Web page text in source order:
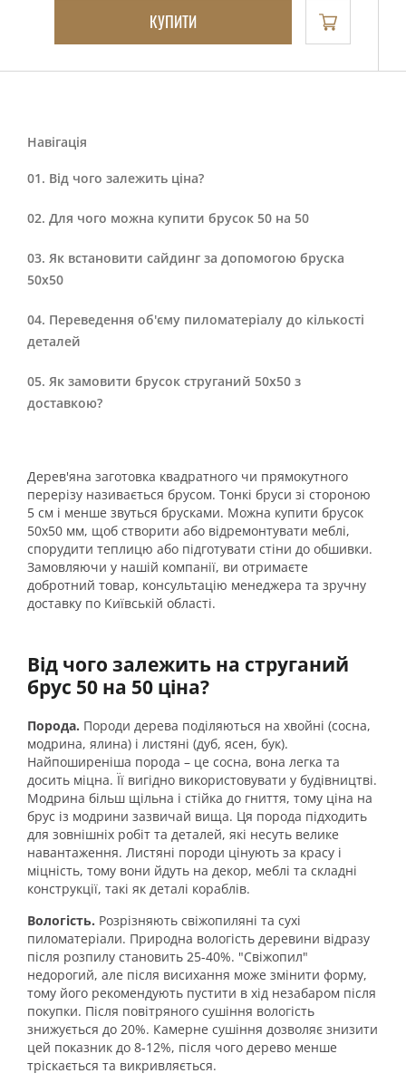
Навігація
Від чого залежить ціна?
Для чого можна купити брусок 50 на 50
Як встановити сайдинг за допомогою бруска
50х50
Переведення об'єму пиломатеріалу до кількості
деталей
Як замовити брусок струганий 50х50 з
доставкою?
Дерев'яна заготовка квадратного чи прямокутного
перерізу називається брусом. Тонкі бруси зі стороною
5 см і менше звуться брусками. Можна купити брусок
50х50 мм, щоб створити або відремонтувати меблі,
спорудити теплицю або підготувати стіни до обшивки.
Замовляючи у нашій компанії, ви отримаєте
добротний товар, консультацію менеджера та зручну
доставку по Київській області.
Від чого залежить на струганий
брус 50 на 50 ціна?
Порода. Породи дерева поділяються на хвойні (сосна,
модрина, ялина) і листяні (дуб, ясен, бук).
Найпоширеніша порода – це сосна, вона легка та
досить міцна. Її вигідно використовувати у будівництві.
Модрина більш щільна і стійка до гниття, тому ціна на
брус із модрини зазвичай вища. Ця порода підходить
для зовнішніх робіт та деталей, які несуть велике
навантаження. Листяні породи цінують за красу і
міцність, тому вони йдуть на декор, меблі та складні
конструкції, такі як деталі кораблів.
Вологість. Розрізняють свіжопиляні та сухі
пиломатеріали. Природна вологість деревини відразу
після розпилу становить 25-40%. "Свіжопил"
недорогий, але після висихання може змінити форму,
тому його рекомендують пустити в хід незабаром після
покупки. Після повітряного сушіння вологість
знижується до 20%. Камерне сушіння дозволяє знизити
цей показник до 8-12%, після чого дерево менше
тріскається та викривляється.
КУПИТИ